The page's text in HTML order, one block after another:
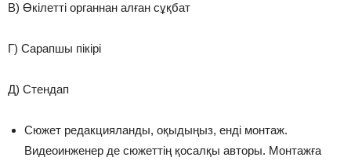
В) Өкілетті органнан алған сұқбат
Г) Сарапшы пікірі
Д) Стендап
Сюжет редакцияланды, оқыдыңыз, енді монтаж.
Видеоинженер де сюжеттің қосалқы авторы. Монтажға